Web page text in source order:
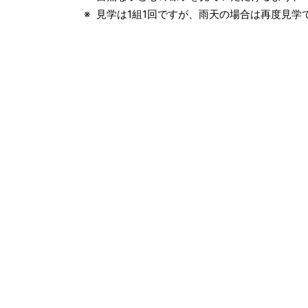
見学は1組1回ですが、雨天の場合は再度見学